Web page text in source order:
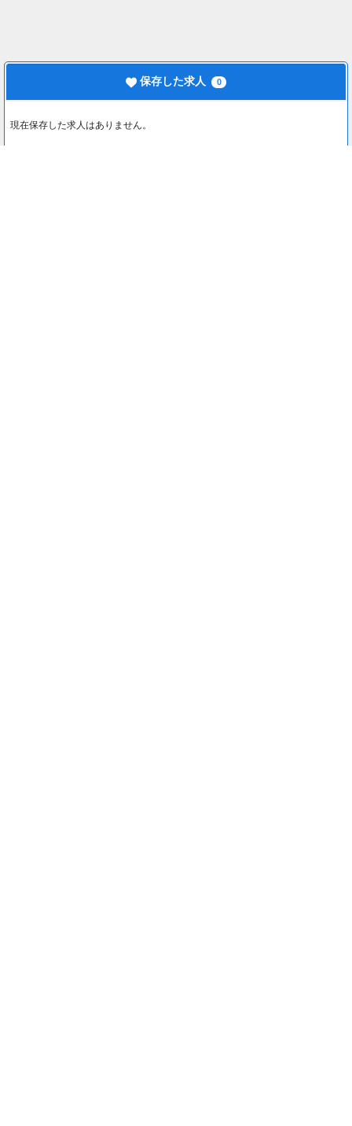
保存した求人 0
現在保存した求人はありません。